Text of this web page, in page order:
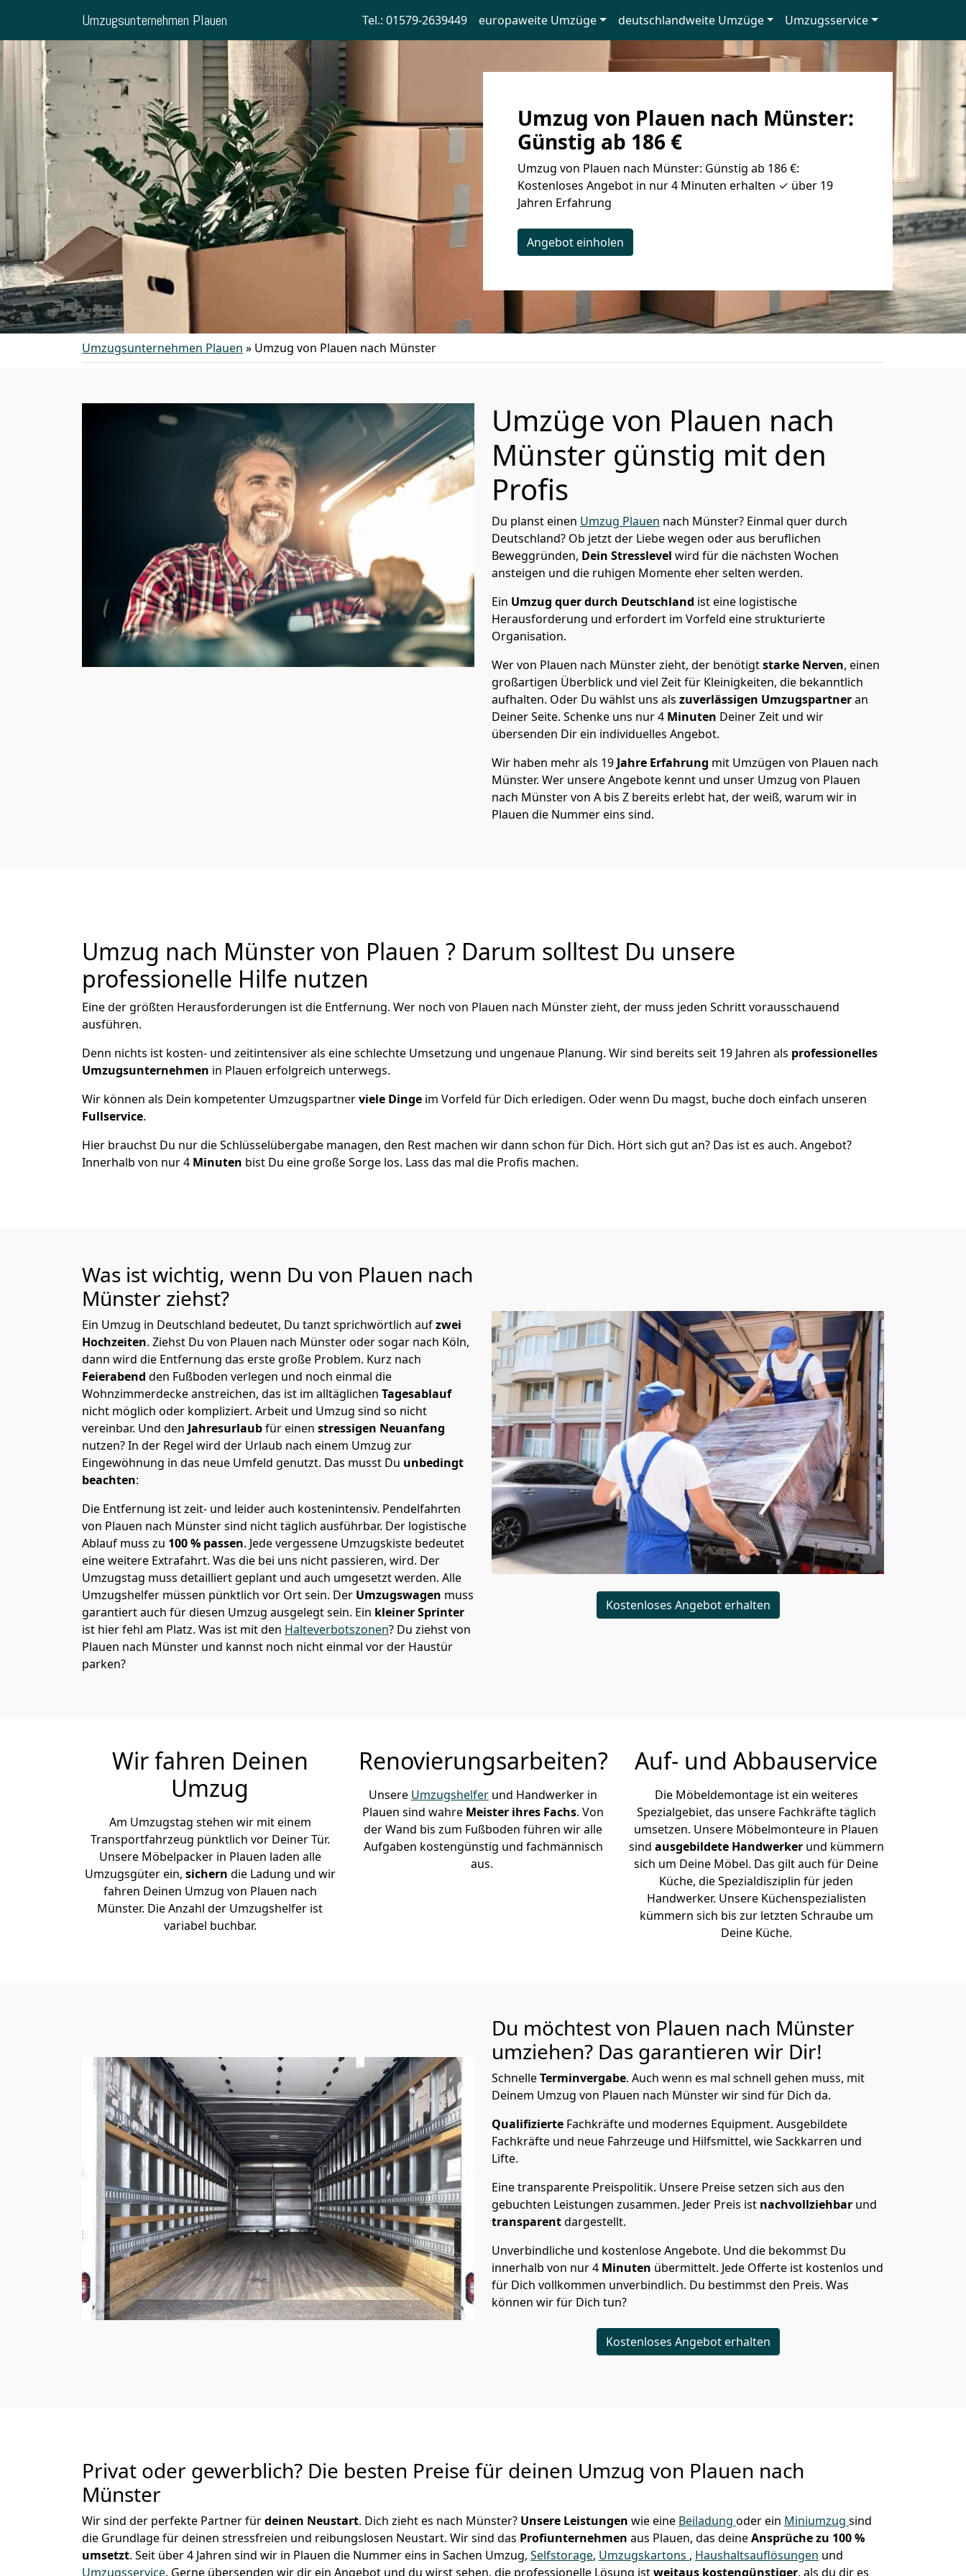
Umzugsunternehmen Plauen Tel.: 01579-2639449 europaweite Umzüge deutschlandweite Umzüge Umzugsservice
Umzug von Plauen nach Münster:
Günstig ab 186 €
Umzug von Plauen nach Münster: Günstig ab 186 €:
Kostenloses Angebot in nur 4 Minuten erhalten ✓ über 19
Jahren Erfahrung
Angebot einholen
Umzugsunternehmen Plauen » Umzug von Plauen nach Münster
Umzüge von Plauen nach
Münster günstig mit den
Profis
Du planst einen Umzug Plauen nach Münster? Einmal quer durch
Deutschland? Ob jetzt der Liebe wegen oder aus beruflichen
Beweggründen, Dein Stresslevel wird für die nächsten Wochen
ansteigen und die ruhigen Momente eher selten werden.
Ein Umzug quer durch Deutschland ist eine logistische
Herausforderung und erfordert im Vorfeld eine strukturierte
Organisation.
Wer von Plauen nach Münster zieht, der benötigtstarke Nerven, einen
großartigen Überblick und viel Zeit für Kleinigkeiten, die bekanntlich
aufhalten. Oder Du wählst uns als zuverlässigen Umzugspartneran
Deiner Seite. Schenke uns nur4 Minuten Deiner Zeit und wir
übersenden Dir ein individuelles Angebot.
Wir haben mehr als 19 Jahre Erfahrung mit Umzügen von Plauen nach
Münster. Wer unsere Angebote kennt und unser Umzug von Plauen
nach Münster von A bis Z bereits erlebt hat, der weiß, warum wir in
Plauen die Nummer eins sind.
Umzug nach Münster von Plauen ? Darum solltest Du unsere
professionelle Hilfe nutzen
Eine der größten Herausforderungen ist die Entfernung. Wer noch von Plauen nach Münster zieht, der muss jeden Schritt vorausschauend
ausführen.
Denn nichts ist kosten- und zeitintensiver als eine schlechte Umsetzung und ungenaue Planung. Wir sind bereits seit 19 Jahren als professionelles
Umzugsunternehmen in Plauen erfolgreich unterwegs.
Wir können als Dein kompetenter Umzugspartnerviele Dinge im Vorfeld für Dich erledigen. Oder wenn Du magst, buche doch einfach unseren
Fullservice.
Hier brauchst Du nur die Schlüsselübergabe managen, den Rest machen wir dann schon für Dich. Hört sich gut an? Das ist es auch. Angebot?
Innerhalb von nur 4 Minuten bist Du eine große Sorge los. Lass das mal die Profis machen.
Was ist wichtig, wenn Du von Plauen nach
Münster ziehst?
Ein Umzug in Deutschland bedeutet, Du tanzt sprichwörtlich aufzwei
Hochzeiten. Ziehst Du von Plauen nach Münster oder sogar nach Köln,
dann wird die Entfernung das erste große Problem. Kurz nach
Feierabend den Fußboden verlegen und noch einmal die
Wohnzimmerdecke anstreichen, das ist im alltäglichen Tagesablauf
nicht möglich oder kompliziert. Arbeit und Umzug sind so nicht
vereinbar. Und den Jahresurlaubfür einen stressigen Neuanfang
nutzen? In der Regel wird der Urlaub nach einem Umzug zur
Eingewöhnung in das neue Umfeld genutzt. Das musst Du unbedingt
beachten:
Die Entfernung ist zeit- und leider auch kostenintensiv. Pendelfahrten
von Plauen nach Münster sind nicht täglich ausführbar. Der logistische
Ablauf muss zu 100 % passen. Jede vergessene Umzugskiste bedeutet
eine weitere Extrafahrt. Was die bei uns nicht passieren, wird. Der
Umzugstag muss detailliert geplant und auch umgesetzt werden. Alle
Umzugshelfer müssen pünktlich vor Ort sein. Der Umzugswagen muss
garantiert auch für diesen Umzug ausgelegt sein. Ein kleiner Sprinter
ist hier fehl am Platz. Was ist mit den Halteverbotszonen? Du ziehst von
Plauen nach Münster und kannst noch nicht einmal vor der Haustür
parken?
Kostenloses Angebot erhalten
Wir fahren Deinen
Umzug
Am Umzugstag stehen wir mit einem
Transportfahrzeug pünktlich vor Deiner Tür.
Unsere Möbelpacker in Plauen laden alle
Umzugsgüter ein, sichern die Ladung und wir
fahren Deinen Umzug von Plauen nach
Münster. Die Anzahl der Umzugshelfer ist
variabel buchbar.
Renovierungsarbeiten?
Unsere Umzugshelfer und Handwerker in
Plauen sind wahre Meister ihres Fachs. Von
der Wand bis zum Fußboden führen wir alle
Aufgaben kostengünstig und fachmännisch
aus.
Auf- und Abbauservice
Die Möbeldemontage ist ein weiteres
Spezialgebiet, das unsere Fachkräfte täglich
umsetzen. Unsere Möbelmonteure in Plauen
sind ausgebildete Handwerker und kümmern
sich um Deine Möbel. Das gilt auch für Deine
Küche, die Spezialdisziplin für jeden
Handwerker. Unsere Küchenspezialisten
kümmern sich bis zur letzten Schraube um
Deine Küche.
Du möchtest von Plauen nach Münster
umziehen? Das garantieren wir Dir!
SchnelleTerminvergabe. Auch wenn es mal schnell gehen muss, mit
Deinem Umzug von Plauen nach Münster wir sind für Dich da.
Qualifizierte Fachkräfte und modernes Equipment. Ausgebildete
Fachkräfte und neue Fahrzeuge und Hilfsmittel, wie Sackkarren und
Lifte.
Eine transparente Preispolitik. Unsere Preise setzen sich aus den
gebuchten Leistungen zusammen. Jeder Preis ist nachvollziehbar und
transparentdargestellt.
Unverbindliche und kostenlose Angebote. Und die bekommst Du
innerhalb von nur4 Minuten übermittelt. Jede Offerte ist kostenlos und
für Dich vollkommen unverbindlich. Du bestimmst den Preis. Was
können wir für Dich tun?
Kostenloses Angebot erhalten
Privat oder gewerblich? Die besten Preise für deinen Umzug von Plauen nach
Münster
Wir sind der perfekte Partner fürdeinen Neustart. Dich zieht es nach Münster? Unsere Leistungen wie eine Beiladung oder ein Miniumzug sind
die Grundlage für deinen stressfreien und reibungslosen Neustart. Wir sind das Profiunternehmen aus Plauen, das deineAnsprüche zu 100 %
umsetzt. Seit über 4 Jahren sind wir in Plauen die Nummer eins in Sachen Umzug, Selfstorage, Umzugskartons , Haushaltsauflösungen und
Umzugsservice. Gerne übersenden wir dir ein Angebot und du wirst sehen, die professionelle Lösung istweitaus kostengünstiger, als du dir es